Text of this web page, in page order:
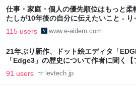
仕事・家庭・個人の優先順位はもっと
たしが10年後の自分に伝えたいこと -
115 users www.e-aidem.com
21年ぶり新作、ドット絵エディタ「
「Edge3」の歴史について作者に聞く
LAB
91 users levtech.jp